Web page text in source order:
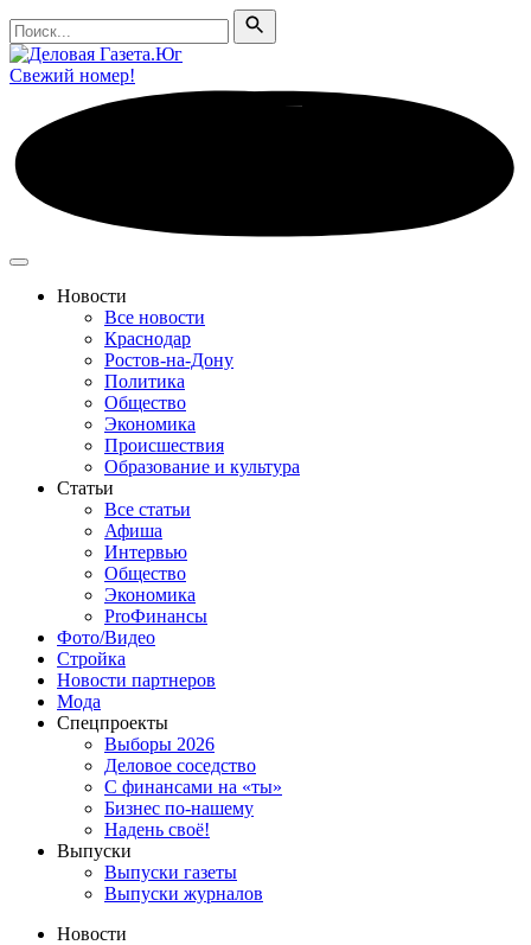
Поиск
Поиск
Свежий номер!
Новости
Все новости
Краснодар
Ростов-на-Дону
Политика
Общество
Экономика
Происшествия
Образование и культура
Статьи
Все статьи
Афиша
Интервью
Общество
Экономика
ProФинансы
Фото/Видео
Стройка
Новости партнеров
Мода
Спецпроекты
Выборы 2026
Деловое соседство
С финансами на «ты»
Бизнес по-нашему
Надень своё!
Выпуски
Выпуски газеты
Выпуски журналов
Новости